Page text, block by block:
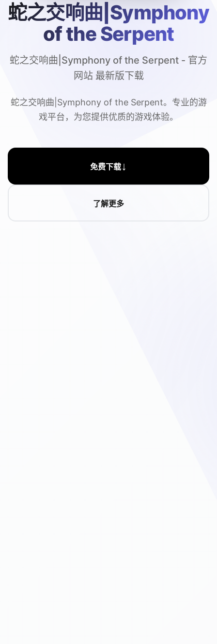
蛇之交响曲|Symphony
of the Serpent
蛇之交响曲|Symphony of the Serpent - 官方
网站 最新版下载
蛇之交响曲|Symphony of the Serpent。专业的游
戏平台，为您提供优质的游戏体验。
免费下载↓
了解更多